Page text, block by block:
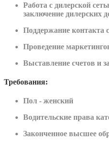
Работа с дилерской
заключение дилерских
Поддержание контакта
Проведение
Выставление счетов и
Требования:
Пол - женский
Водительские права
Законченное высшее